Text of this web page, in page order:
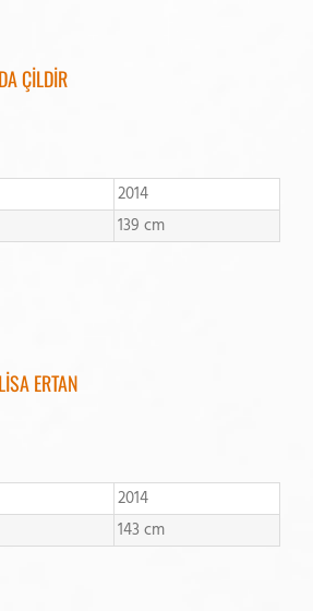
ÇİLDİR
2014
139 cm
ERTAN
2014
143 cm